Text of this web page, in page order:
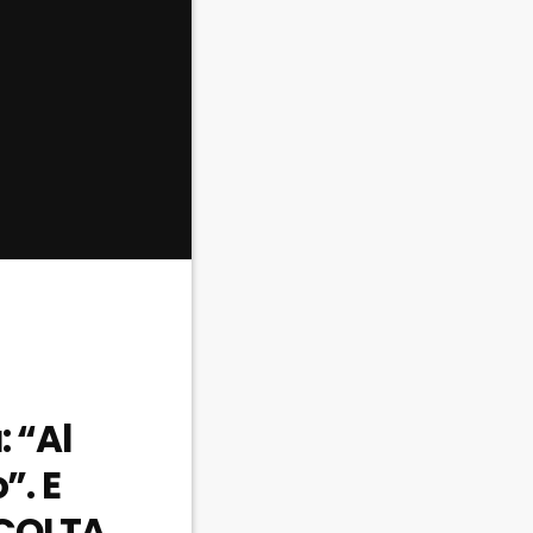
“Al
E